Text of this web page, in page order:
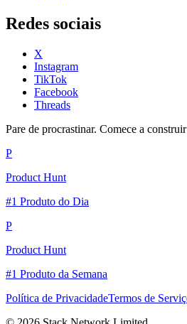
Redes sociais
X
Instagram
TikTok
Facebook
Threads
Pare de procrastinar. Comece a
P
Product Hunt
#1 Produto do Dia
P
Product Hunt
#1 Produto da Semana
Política de PrivacidadeTermos de